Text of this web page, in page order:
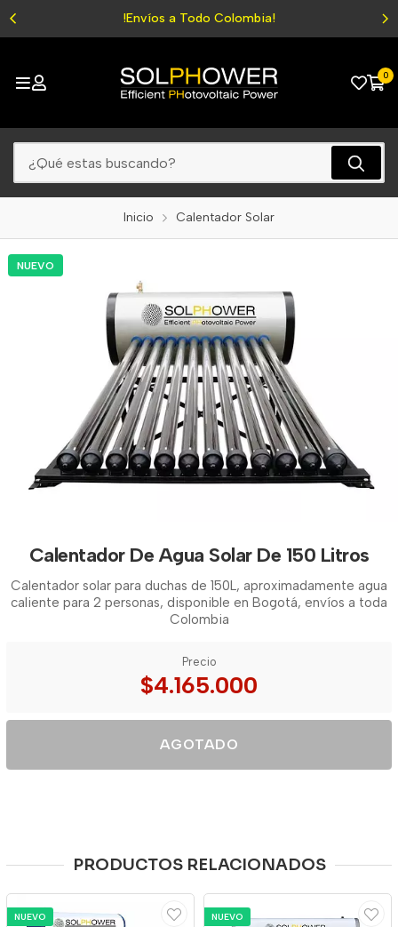
!Envíos a Todo Colombia!
0
Inicio Calentador Solar
NUEVO
Calentador De Agua Solar De 150 Litros
Calentador solar para duchas de 150L, aproximadamente agua
caliente para 2 personas, disponible en Bogotá, envíos a toda
Colombia
Precio
$4.165.000
AGOTADO
PRODUCTOS RELACIONADOS
NUEVO NUEVO